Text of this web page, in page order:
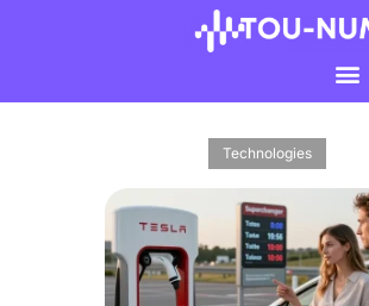
Technologies